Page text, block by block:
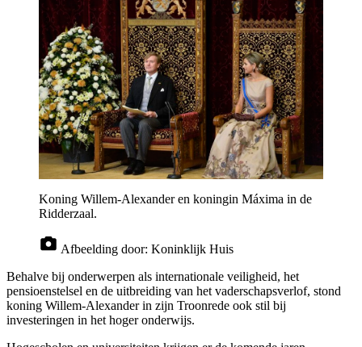
Koning Willem-Alexander en koningin Máxima in de
Ridderzaal.
Afbeelding door: Koninklijk Huis
Behalve bij onderwerpen als internationale veiligheid, het
pensioenstelsel en de uitbreiding van het vaderschapsverlof, stond
koning Willem-Alexander in zijn Troonrede ook stil bij
investeringen in het hoger onderwijs.